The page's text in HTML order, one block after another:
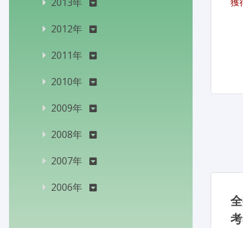
2012年
2011年
2010年
2009年
2008年
2007年
2006年